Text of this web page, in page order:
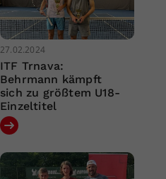
27.02.2024
ITF Trnava:
Behrmann kämpft
sich zu größtem U18-
Einzeltitel